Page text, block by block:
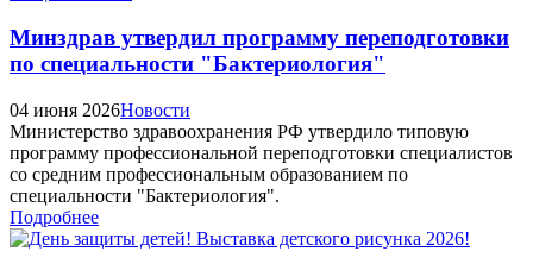
Минздрав утвердил программу переподготовки
по специальности "Бактериология"
04 июня 2026Новости
Министерство здравоохранения РФ утвердило типовую
программу профессиональной переподготовки специалистов
со средним профессиональным образованием по
специальности "Бактериология".
Подробнее